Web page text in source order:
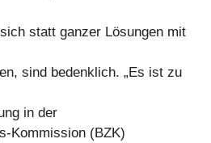
statt ganzer Lösungen mit
sind bedenklich. „Es ist zu
in der
Kommission (BZK)